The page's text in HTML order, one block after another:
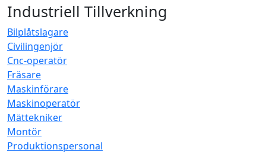
Industriell Tillverkning
Bilplåtslagare
Civilingenjör
Cnc-operatör
Fräsare
Maskinförare
Maskinoperatör
Mättekniker
Montör
Produktionspersonal